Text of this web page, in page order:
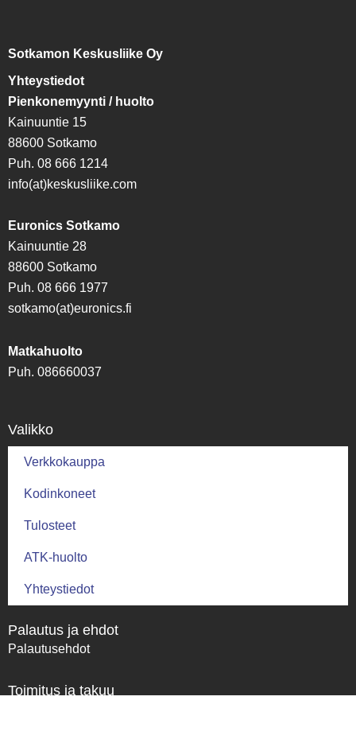
Sotkamon Keskusliike Oy
Yhteystiedot
Pienkonemyynti / huolto
Kainuuntie 15
88600 Sotkamo
Puh. 08 666 1214
info(at)keskusliike.com
Euronics Sotkamo
Kainuuntie 28
88600 Sotkamo
Puh. 08 666 1977
sotkamo(at)euronics.fi
Matkahuolto
Puh. 086660037
Valikko
Verkkokauppa
Kodinkoneet
Tulosteet
ATK-huolto
Yhteystiedot
Palautus ja ehdot
Palautusehdot
Toimitus ja takuu